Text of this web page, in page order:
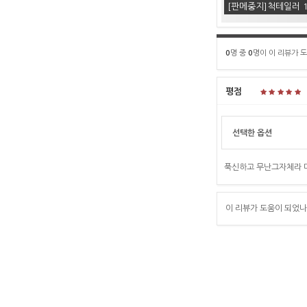
[판메중지]척테일러
0명 중 0명이 이 리뷰가
평점
선택한 옵션
푹신하고 무난그자체라
이 리뷰가 도움이 되었